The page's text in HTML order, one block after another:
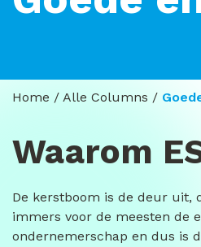
Home / Alle Columns /
Waarom
De kerstboom is de deur uit,
immers voor de meesten de
ondernemerschap en dus is